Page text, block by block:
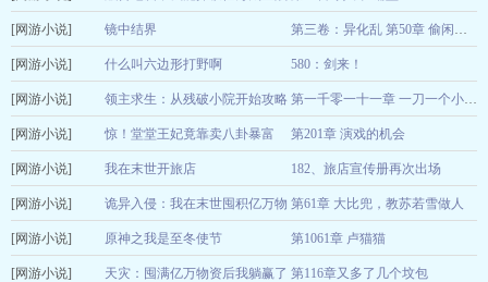
舰 流浪的飞船 12-22
[网游小说] 镜中结界 第三卷：异化乱 第50章 偷闲过个春节（两章合一）
慕静安
[网游小说] 什么叫六边形打野啊 580：剑来！
这很科学啊 12-22
[网游小说] 领主求生：从残破小院开始攻略 第一千零一十一章 一刀一个小朋友【求订阅】
中华小铁匠
[网游小说] 惊！堂堂王妃竟靠卖八卦暴富 第201章 演戏的机会
月满星桥
[网游小说] 我在末世开旅店 182、旅店宣传册再次出场
醉如归 12-22
[网游小说] 诡异入侵：我在末世囤积亿万物
资
第61章 大比兜，教苏若雪做人
肿瘤医生
[网游小说] 原神之我是至冬使节 第1061章 卢猫猫
是狐狸不是貉
[网游小说] 天灾：囤满亿万物资后我躺赢了 第116章又多了几个坟包